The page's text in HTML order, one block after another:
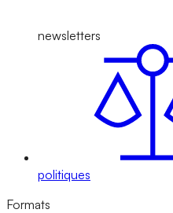
newsletters
politiques
Formats